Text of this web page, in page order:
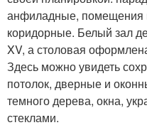
анфиладные, помещения
коридорные. Белый зал
XV, а столовая
Здесь можно увидеть
потолок, дверные и
темного дерева, окна,
стеклами.